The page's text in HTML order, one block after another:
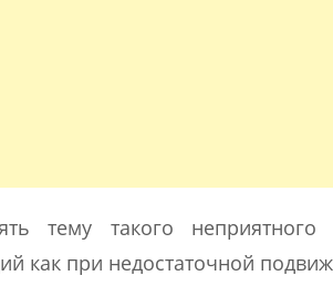
тему такого
как при недостаточной